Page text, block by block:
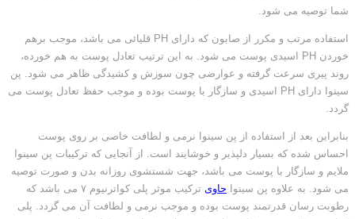
شما توصیه می شود.
استفاده مرتب و مکرر از صابون که دارای PH قلیائی می باشد، موجب برهم
خوردن PH اسیدی پوست می شود. به این ترتیب تعادل پوست به هم خورده،
روند پیری سرعت گرفته و عوارضی چون سوزش و کشیدگی ظاهر می شود. پن
سینوا دارای PH اسیدی و سازگار با پوست بوده و موجب حفظ تعادل پوست می
گردد.
بنابراین بعد از استفاده از پن سینوا نرمی و لطافت خاصی بر روی پوست
احساس شده که بسیار دلپذیر و خوشایند است. از آنجایی که ترکیبات پن سینوا
ملایم و سازگار با پوست می باشد، جهت شستشوی روزانه بدن و صورت توصیه
می شود. به علاوه پن سینوا حاوی
ترکیب موثر پلی کواترنیوم ۷ می باشد که
رطوبت رسان قدرتمند پوست بوده و موجب نرمی و لطافت آن می گردد. پلی